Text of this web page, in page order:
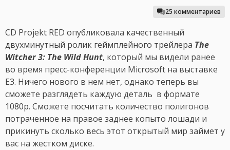
25 комментариев
CD Projekt RED опубликовала качественный
двухминутный ролик геймплейного трейлера The
Witcher 3: The Wild Hunt, который мы видели ранее
во время пресс-конференции Microsoft на выставке
E3. Ничего нового в нем нет, однако теперь вы
сможете разглядеть каждую деталь в формате
1080p. Сможете посчитать количество полигонов
потраченное на правое заднее копыто лошади и
прикинуть сколько весь этот открытый мир займет у
вас на жестком диске.